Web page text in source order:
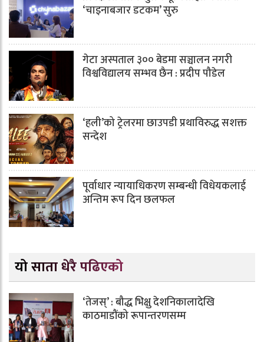
‘चाइनाबजार डटकम’ सुरु
गेटा अस्पताल ३०० बेडमा सञ्चालन नगरी
विश्वविद्यालय सम्भव छैन : प्रदीप पौडेल
‘हली’को ट्रेलरमा छाउपडी प्रथाविरुद्ध सशक्त
सन्देश
पूर्वाधार न्यायाधिकरण सम्बन्धी विधेयकलाई
अन्तिम रूप दिन छलफल
यो साता धेरै पढिएको
‘तेजस्’ : बौद्ध भिक्षु देशनिकालादेखि
काठमाडौंको रूपान्तरणसम्म